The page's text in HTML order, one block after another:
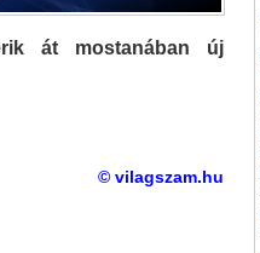
át mostanában új
© vilagszam.hu